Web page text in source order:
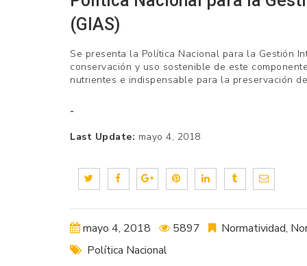
AVICULTORES
DE
COLOMBIA
(GIAS)
Se presenta la Política Nacional para la Gestión
conservación y uso sostenible de este
nutrientes e indispensable para la preservación
Last Update: mayo 4, 2018
mayo 4, 2018 5897 Normatividad,
Política Nacional